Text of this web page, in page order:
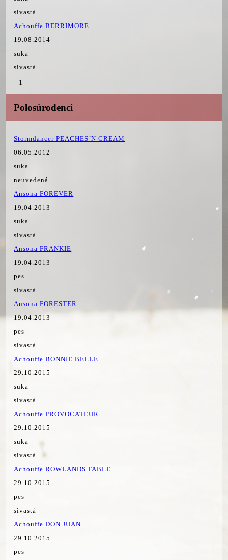
sivastá
Achouffe BERRIMORE
19.08.2014
suka
sivastá
1
Polosúrodenci
Stormdancer PEACHES´N CREAM
06.05.2012
suka
neuvedená
Ansona FOREVER
19.04.2013
suka
sivastá
Ansona FRANKIE
19.04.2013
pes
sivastá
Ansona FORESTER
19.04.2013
pes
sivastá
Achouffe BONNIE BELLE
29.10.2015
suka
sivastá
Achouffe PROVOCATEUR
29.10.2015
suka
sivastá
Achouffe ROWLANDS FABLE
29.10.2015
pes
sivastá
Achouffe DON JUAN
29.10.2015
pes